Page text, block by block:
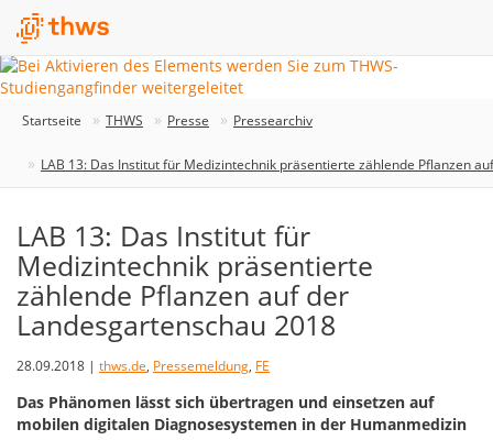
Startseite THWS Presse Pressearchiv
LAB 13: Das Institut für Medizintechnik präsentierte zählende Pflanzen
LAB 13: Das Institut für
Medizintechnik präsentierte
zählende Pflanzen auf der
Landesgartenschau 2018
28.09.2018 | thws.de, Pressemeldung, FE
Das Phänomen lässt sich übertragen und einsetzen auf
mobilen digitalen Diagnosesystemen in der Humanmedizin